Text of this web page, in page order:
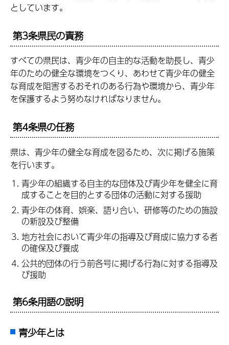
としています。
第3条県民の責務
すべての県民は、青少年の自主的な活動を助長し、青少
年のための健全な環境をつくり、あわせて青少年の健全
な育成を阻害するおそれのある行為や環境から、青少年
を保護するよう努めなければなりません。
第4条県の任務
県は、青少年の健全な育成を図るため、次に掲げる施策
を行います。
青少年の組織する自主的な団体及び青少年を健全に育
成することを目的とする団体の活動に対する援助
青少年の体育、娯楽、語り合い、研修等のための施設
の新設及び整備
地方社会において青少年の指導及び育成に協力する者
の確保及び養成
公共的団体の行う前各号に掲げる行為に対する指導及
び援助
第6条用語の説明
青少年とは